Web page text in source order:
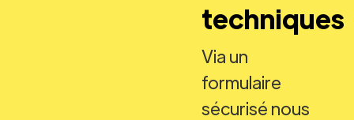
techniques
Via un
formulaire
sécurisé nous